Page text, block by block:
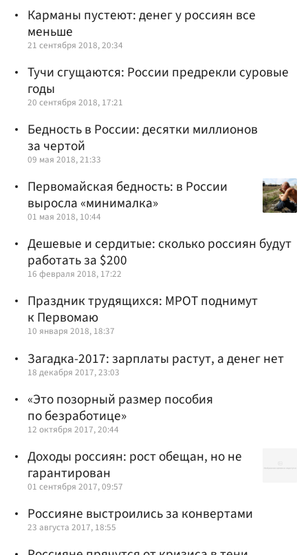
Карманы пустеют: денег у россиян все
меньше
21 сентября 2018, 20:34
Тучи сгущаются: России предрекли суровые
годы
20 сентября 2018, 17:21
Бедность в России: десятки миллионов
за чертой
09 мая 2018, 21:33
Первомайская бедность: в России
выросла «минималка»
01 мая 2018, 10:44
Дешевые и сердитые: сколько россиян будут
работать за $200
16 февраля 2018, 17:22
Праздник трудящихся: МРОТ поднимут
к Первомаю
10 января 2018, 18:37
Загадка-2017: зарплаты растут, а денег нет
18 декабря 2017, 23:03
«Это позорный размер пособия
по безработице»
12 октября 2017, 20:44
Доходы россиян: рост обещан, но не
гарантирован
01 сентября 2017, 09:57
Россияне выстроились за конвертами
23 августа 2017, 18:55